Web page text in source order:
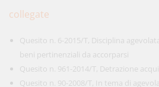
collegate
Quesito n. 6-2015/T, Disciplina
beni pertinenziali da accorparsi
Quesito n. 961-2014/T, Detrazione
Quesito n. 90-2008/T, In tema di